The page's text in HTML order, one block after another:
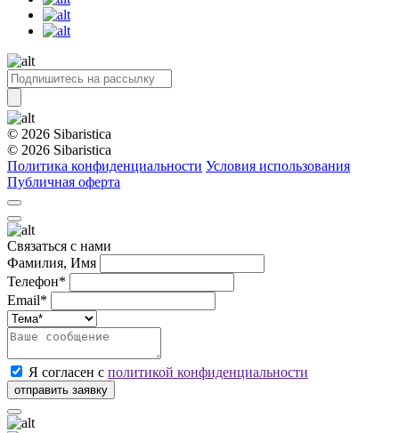
© 2026 Sibaristica
© 2026 Sibaristica
Политика конфиденциальности Условия использования
Публичная оферта
Связаться с нами
Фамилия, Имя
Телефон*
Email*
Я согласен с политикой конфиденциальности